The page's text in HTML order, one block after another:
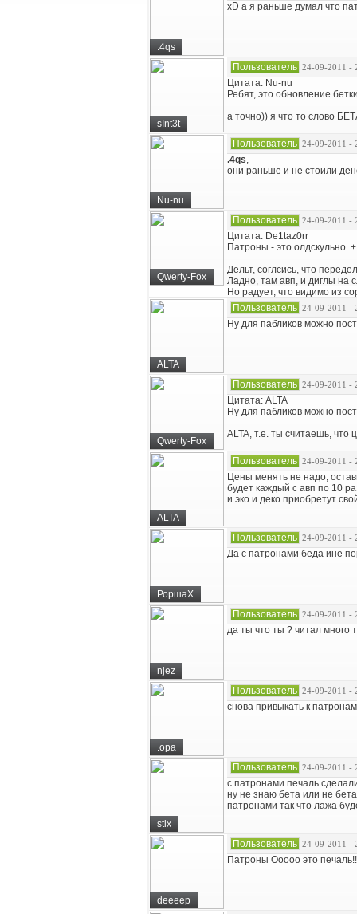
.4qs
xD а я раньше думал что
sInt3t
Пользователь 24-09-2011 -
Цитата: Nu-nu
Ребят, это обновление
а точно)) я что то слово
Nu-nu
Пользователь 24-09-2011 -
.4qs,
они раньше и не стоили
Qwerty-Fox
Пользователь 24-09-2011 -
Цитата: De1taz0rr
Патроны - это олдскульно.
Дельт, соглсись, что
Ладно, там авп, и диглы на
Но радует, что видимо из
ALTA
Пользователь 24-09-2011 -
Ну для пабликов можно
Qwerty-Fox
Пользователь 24-09-2011 -
Цитата: ALTA
Ну для пабликов можно
ALTA, т.е. ты считаешь, что
ALTA
Пользователь 24-09-2011 -
Цены менять не надо,
будет каждый с авп по 10
и эко и деко приобретут
РоршаХ
Пользователь 24-09-2011 -
Да с патронами беда ине
njez
Пользователь 24-09-2011 -
да ты что ты ? читал много
.opa
Пользователь 24-09-2011 -
снова привыкать к
stix
Пользователь 24-09-2011 -
с патронами печаль
ну не знаю бета или не
патронами так что лажа
deeeep
Пользователь 24-09-2011 -
Патроны Ооооо это